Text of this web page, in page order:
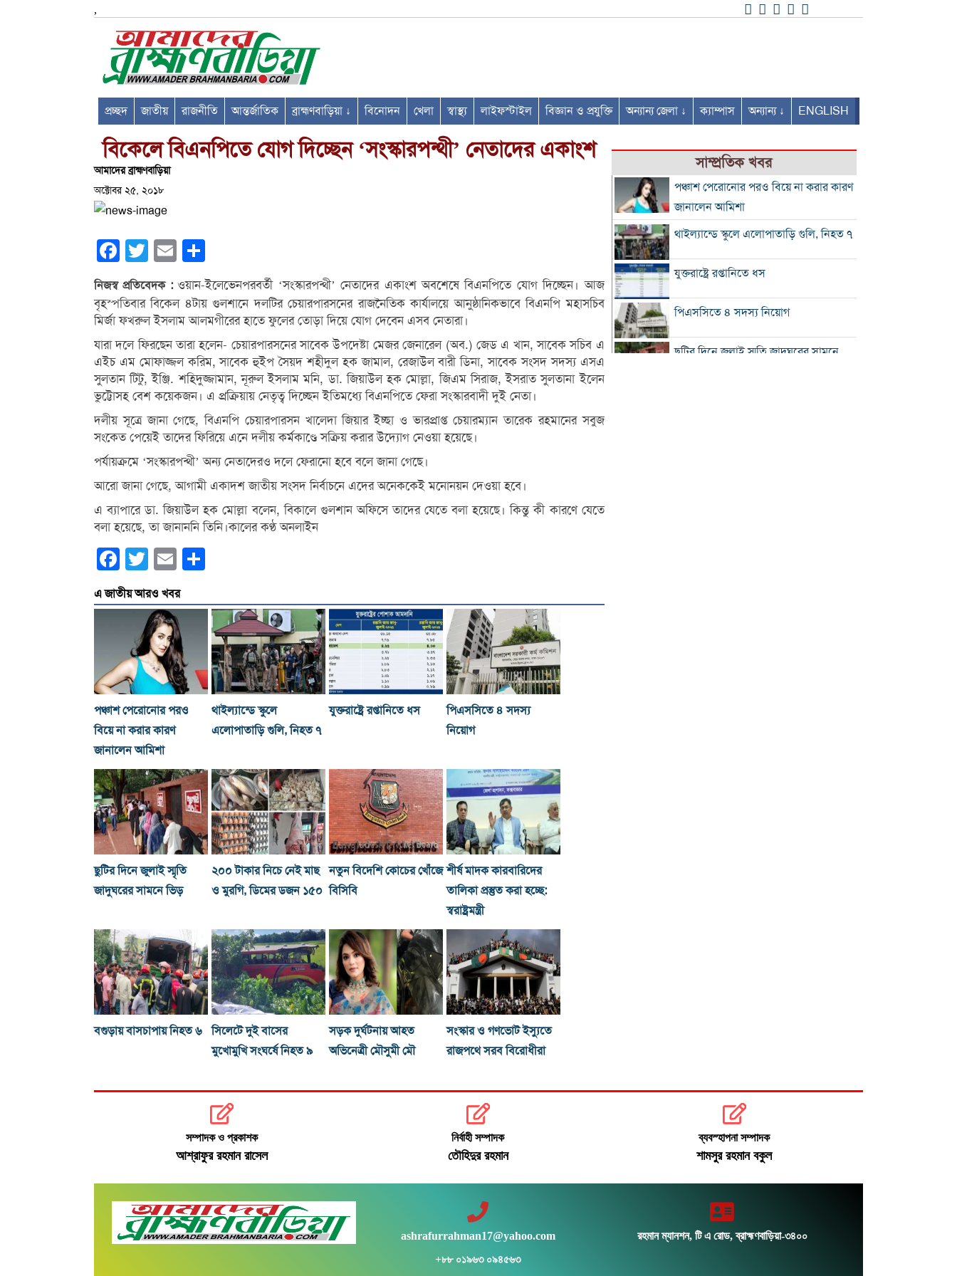
,
প্রচ্ছদ জাতীয় রাজনীতি আন্তর্জাতিক ব্রাহ্মণবাড়িয়া ↓ বিনোদন খেলা স্বাস্থ্য লাইফস্টাইল বিজ্ঞান ও প্রযুক্তি অন্যান্য জেলা ↓ ক্যাম্পাস অন্যান্য ↓ ENGLISH
বিকেলে বিএনপিতে যোগ দিচ্ছেন ‘সংস্কারপন্থী’ নেতাদের একাংশ
আমাদের ব্রাহ্মণবাড়িয়া
অক্টোবর ২৫, ২০১৮
Facebook
Twitter Email
নিজস্ব প্রতিবেদক :ওয়ান-ইলেভেনপরবর্তী ‘সংস্কারপন্থী’ নেতাদের একাংশ অবশেষে বিএনপিতে যোগ দিচ্ছেন। আজ
বৃহস্পতিবার বিকেল ৪টায় গুলশানে দলটির চেয়ারপারসনের রাজনৈতিক কার্যালয়ে আনুষ্ঠানিকভাবে বিএনপি মহাসচিব
মির্জা ফখরুল ইসলাম আলমগীরের হাতে ফুলের তোড়া দিয়ে যোগ দেবেন এসব নেতারা।
যারা দলে ফিরছেন তারা হলেন- চেয়ারপারসনের সাবেক উপদেষ্টা মেজর জেনারেল (অব.) জেড এ খান, সাবেক সচিব এ
এইচ এম মোফাজ্জল করিম, সাবেক হুইপ সৈয়দ শহীদুল হক জামাল, রেজাউল বারী ডিনা, সাবেক সংসদ সদস্য এসএ
সুলতান টিটু, ইঞ্জি. শহিদুজ্জামান, নূরুল ইসলাম মনি, ডা. জিয়াউল হক মোল্লা, জিএম সিরাজ, ইসরাত সুলতানা ইলেন
ভুট্টোসহ বেশ কয়েকজন। এ প্রক্রিয়ায় নেতৃত্ব দিচ্ছেন ইতিমধ্যে বিএনপিতে ফেরা সংস্কারবাদী দুই নেতা।
দলীয় সূত্রে জানা গেছে, বিএনপি চেয়ারপারসন খালেদা জিয়ার ইচ্ছা ও ভারপ্রাপ্ত চেয়ারম্যান তারেক রহমানের সবুজ
সংকেত পেয়েই তাদের ফিরিয়ে এনে দলীয় কর্মকাণ্ডে সক্রিয় করার উদ্যোগ নেওয়া হয়েছে।
পর্যায়ক্রমে ‘সংস্কারপন্থী’ অন্য নেতাদেরও দলে ফেরানো হবে বলে জানা গেছে।
আরো জানা গেছে, আগামী একাদশ জাতীয় সংসদ নির্বাচনে এদের অনেককেই মনোনয়ন দেওয়া হবে।
এ ব্যাপারে ডা. জিয়াউল হক মোল্লা বলেন, বিকালে গুলশান অফিসে তাদের যেতে বলা হয়েছে। কিন্তু কী কারণে যেতে
বলা হয়েছে, তা জানাননি তিনি।কালের কণ্ঠ অনলাইন
Facebook
Twitter Email
এ জাতীয় আরও খবর
পঞ্চাশ পেরোনোর পরও
বিয়ে না করার কারণ
জানালেন আমিশা
থাইল্যান্ডে স্কুলে
এলোপাতাড়ি গুলি, নিহত ৭
যুক্তরাষ্ট্রে রপ্তানিতে ধস
পিএসসিতে ৪ সদস্য
নিয়োগ
ছুটির দিনে জুলাই স্মৃতি
জাদুঘরের সামনে ভিড়
২০০ টাকার নিচে নেই মাছ
ও মুরগি, ডিমের ডজন ১৫০
নতুন বিদেশি কোচের খোঁজে
বিসিবি
শীর্ষ মাদক কারবারিদের
তালিকা প্রস্তুত করা হচ্ছে:
স্বরাষ্ট্রমন্ত্রী
বগুড়ায় বাসচাপায় নিহত ৬
সিলেটে দুই বাসের
মুখোমুখি সংঘর্ষে নিহত ৯
সড়ক দুর্ঘটনায় আহত
অভিনেত্রী মৌসুমী মৌ
সংস্কার ও গণভোট ইস্যুতে
রাজপথে সরব বিরোধীরা
সাম্প্রতিক খবর
পঞ্চাশ পেরোনোর পরও বিয়ে না করার কারণ
জানালেন আমিশা
থাইল্যান্ডে স্কুলে এলোপাতাড়ি গুলি, নিহত ৭
যুক্তরাষ্ট্রে রপ্তানিতে ধস
পিএসসিতে ৪ সদস্য নিয়োগ
ছুটির দিনে জুলাই স্মৃতি জাদুঘরের সামনে
সম্পাদক ও প্রকাশক
আশ্রাফুর রহমান রাসেল
নির্বাহী সম্পাদক
তৌহিদুর রহমান
ব্যবস্হাপনা সম্পাদক
শামসুর রহমান বকুল
ashrafurrahman17@yahoo.com
+৮৮ ০১৯৬৩ ০৯৪৫৬৩
রহমান ম্যানশন, টি এ রোড, ব্রাহ্মণবাড়িয়া-৩৪০০